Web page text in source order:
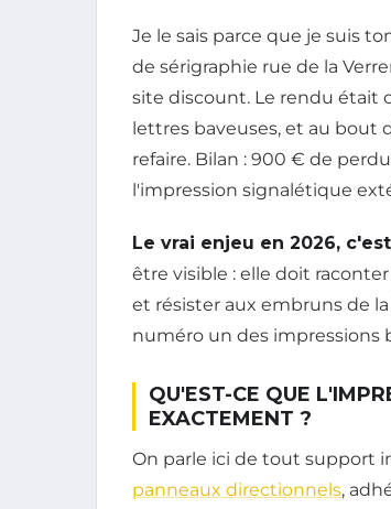
Je le sais parce que je suis
de sérigraphie rue de la
site discount. Le rendu était
lettres baveuses, et au bout
refaire. Bilan : 900 € de
l'impression signalétique
Le vrai enjeu en 2026,
être visible : elle doit
et résister aux embruns de
numéro un des impressions
QU'EST-CE QUE
EXACTEMENT ?
On parle ici de tout support
panneaux directionnels,